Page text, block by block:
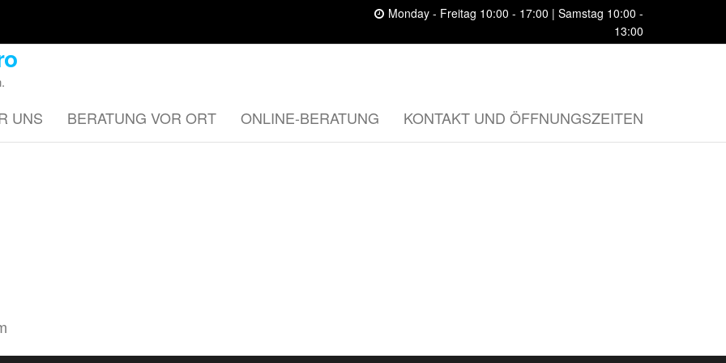
Monday - Freitag 10:00 - 17:00 | Samstag 10:00 -
13:00
UNS BERATUNG VOR ORT ONLINE-BERATUNG KONTAKT UND ÖFFNUNGSZEITEN